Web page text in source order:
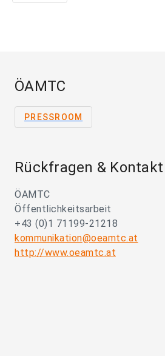
ÖAMTC
PRESSROOM
Rückfragen & Kontakt
ÖAMTC
Öffentlichkeitsarbeit
+43 (0)1 71199-21218
kommunikation@oeamtc.at
http://www.oeamtc.at